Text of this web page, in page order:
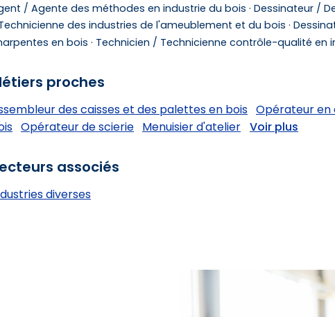
/ Agente des méthodes en industrie du bois · Dessinateur /
des industries de l'ameublement et du bois ·
en bois · Technicien / Technicienne contrôle-qualité en
proches
des caisses et des palettes en bois Opérateur en
Opérateur de scierie Menuisier d'atelier Voir plus
associés
diverses